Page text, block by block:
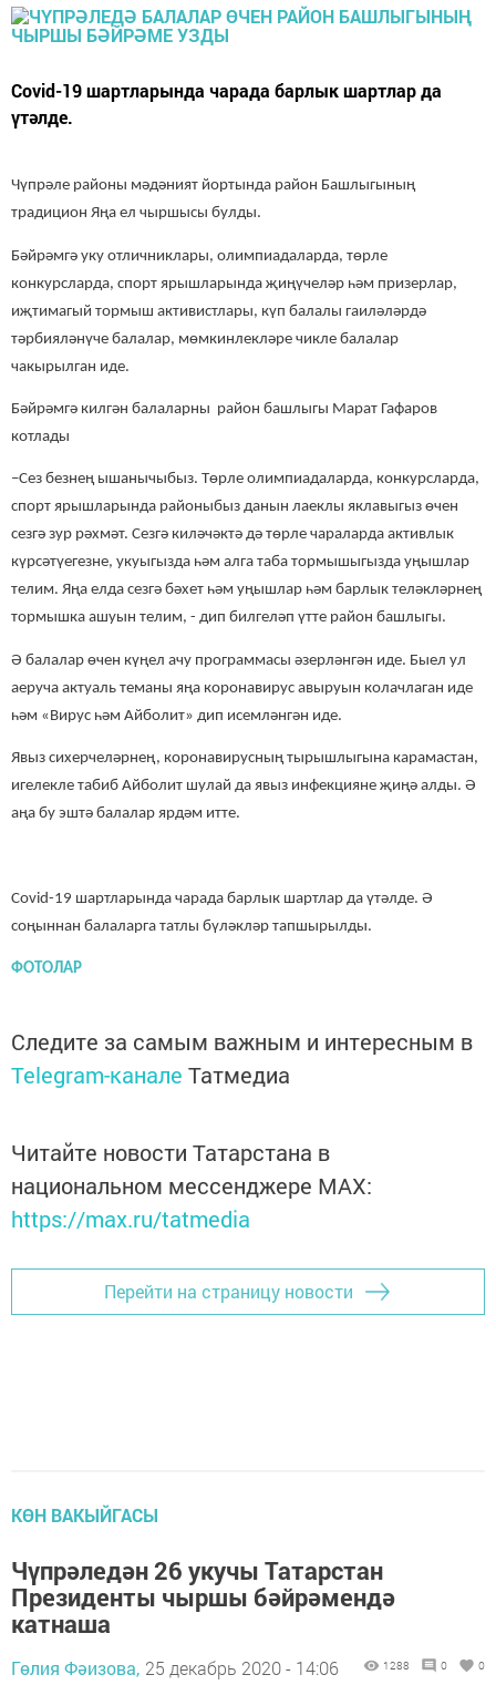
Covid-19 шартларында чарада барлык шартлар да
үтәлде.
Чүпрәле районы мәдәният йортында район Башлыгының
традицион Яңа ел чыршысы булды.
Бәйрәмгә уку отличниклары, олимпиадаларда, төрле
конкурсларда, спорт ярышларында җиңүчеләр һәм призерлар,
иҗтимагый тормыш активистлары, күп балалы гаиләләрдә
тәрбияләнүче балалар, мөмкинлекләре чикле балалар
чакырылган иде.
Бәйрәмгә килгән балаларны район башлыгы Марат Гафаров
котлады
–Сез безнең ышанычыбыз. Төрле олимпиадаларда, конкурсларда,
спорт ярышларында районыбыз данын лаеклы яклавыгыз өчен
сезгә зур рәхмәт. Сезгә киләчәктә дә төрле чараларда активлык
күрсәтүегезне, укуыгызда һәм алга таба тормышыгызда уңышлар
телим. Яңа елда сезгә бәхет һәм уңышлар һәм барлык теләкләрнең
тормышка ашуын телим, - дип билгеләп үтте район башлыгы.
Ә балалар өчен күңел ачу программасы әзерләнгән иде. Быел ул
аеруча актуаль теманы яңа коронавирус авыруын колачлаган иде
һәм «Вирус һәм Айболит» дип исемләнгән иде.
Явыз сихерчеләрнең, коронавирусның тырышлыгына карамастан,
игелекле табиб Айболит шулай да явыз инфекцияне җиңә алды. Ә
аңа бу эштә балалар ярдәм итте.
Covid-19 шартларында чарада барлык шартлар да үтәлде. Ә
соңыннан балаларга татлы бүләкләр тапшырылды.
ФОТОЛАР
Следите за самым важным и интересным в
Telegram-канале Татмедиа
Читайте новости Татарстана в
национальном мессенджере MАХ:
https://max.ru/tatmedia
Перейти на страницу новости
КӨН ВАКЫЙГАСЫ
Чүпрәледән 26 укучы Татарстан
Президенты чыршы бәйрәмендә
катнаша
Гөлия Фәизова, 25 декабрь 2020 - 14:06 1288 0 0